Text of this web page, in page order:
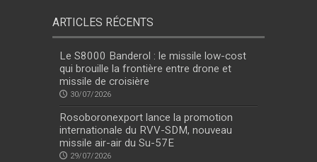
ARTICLES RÉCENTS
Le S8000 Banderol : le missile low-cost
qui brouille la frontière entre drone et
missile de croisière
30/07/2026
Rosoboronexport lance la promotion
internationale du RVV-SDM, nouveau
missile air-air du Su-57E
29/07/2026